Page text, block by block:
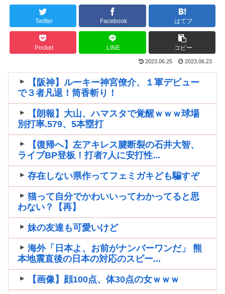
Twitter Facebook はてブ
Pocket LINE コピー
2023.06.25 2023.06.23
【阪神】ルーキー神宮僚介、１軍デビュー
で３者凡退！筒香斬り！
【朗報】大山、ハマスタで覚醒ｗｗｗ球場
別打率.579、5本塁打
【復帰へ】左アキレス腱断裂の石井大智、
ライブBP登板！打者7人に安打性...
存在しない県作ってフェミガキども騙すぞ
猫って自分でかわいいってわかってると思
わない？【再】
妹の友達も可愛いけど
海外「日本よ、お前がナンバーワンだ」 熊
本地震直後の日本の対応のスピー...
【画像】顔100点、体30点の女ｗｗｗ